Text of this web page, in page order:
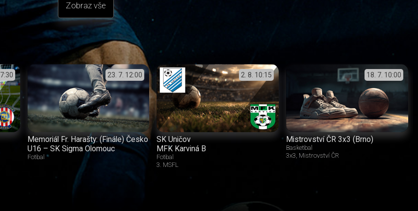
Zobraz vše
23. 7. 12:00
Memoriál Fr. Harašty: (Finále) Česko
U16 – SK Sigma Olomouc
Fotbal
2. 8. 10:15
SK Uničov
MFK Karviná B
Fotbal
3. MSFL
18. 7. 10:00
Mistrovství ČR 3x3 (Brno)
Basketbal
3x3 Mistrovství ČR